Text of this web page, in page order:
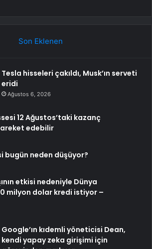
Son Eklenen
Tesla hisseleri çakıldı, Musk’ın serveti
eridi
Ağustos 6, 2026
12 Ağustos’taki kazanç
edebilir
bugün neden düşüyor?
etkisi nedeniyle Dünya
milyon dolar kredi istiyor –
Google’ın kıdemli yöneticisi Dean,
kendi yapay zeka girişimi için